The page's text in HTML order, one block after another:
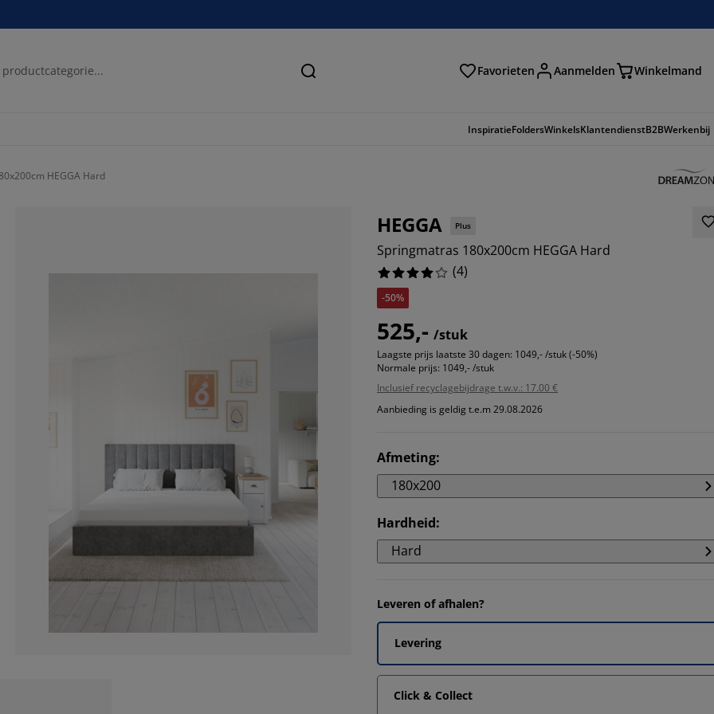
Zoeken Favorieten Aanmelden Winkelmand
InspiratieFoldersWinkelsKlantendienstB2BWerkenbij
HEGGA Hard
HEGGA Plus
Springmatras 180x200cm HEGGA Hard
(4)
-50%
525,- /stuk
Laagste prijs laatste 30 dagen: 1049,- /stuk (-50%)
Normale prijs: 1049,- /stuk
Inclusief recyclagebijdrage t.w.v.: 17.00 €
Aanbieding is geldig t.e.m 29.08.2026
Afmeting:
180x200
Hardheid:
Hard
Leveren of afhalen?
Levering
Click & Collect